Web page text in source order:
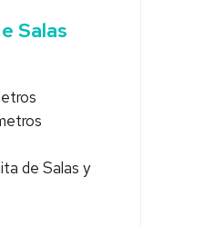
Salas
de Salas y